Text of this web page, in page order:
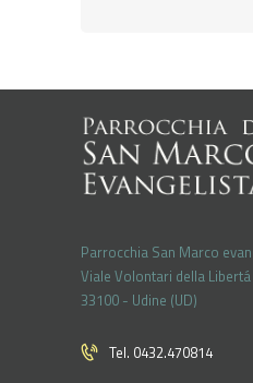
Parrocchia San Marco
Viale Volontari della Libertá
33100 - Udine (UD)
Tel. 0432.470814